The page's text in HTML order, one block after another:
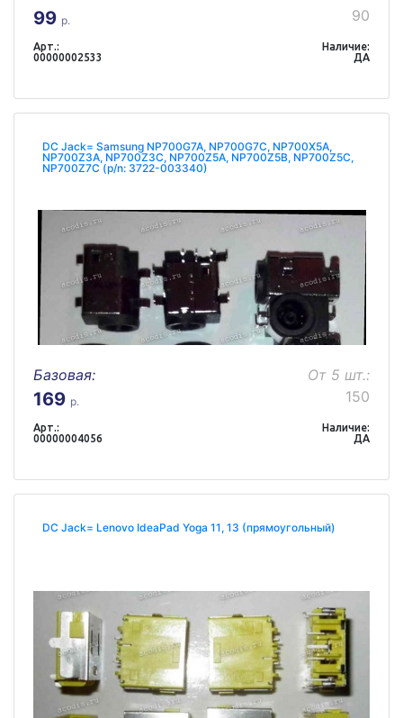
99 р.
90
Арт.:
00000002533
Наличие:
ДА
DC Jack= Samsung NP700G7A, NP700G7C, NP700X5A,
NP700Z3A, NP700Z3C, NP700Z5A, NP700Z5B, NP700Z5C,
NP700Z7C (p/n: 3722-003340)
Базовая:
169 р.
От 5 шт.:
150
Арт.:
00000004056
Наличие:
ДА
DC Jack= Lenovo IdeaPad Yoga 11, 13 (прямоугольный)